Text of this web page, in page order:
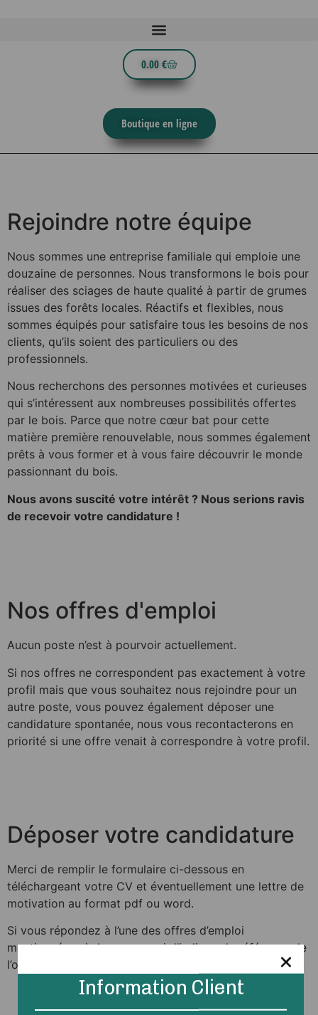
0.00 €
Boutique en ligne
Rejoindre notre équipe
Nous sommes une entreprise familiale qui emploie une
douzaine de personnes. Nous transformons le bois pour
réaliser des sciages de haute qualité à partir de grumes
issues des forêts locales. Réactifs et flexibles, nous
sommes équipés pour satisfaire tous les besoins de nos
clients, qu’ils soient des particuliers ou des
professionnels.
Nous recherchons des personnes motivées et curieuses
qui s’intéressent aux nombreuses possibilités offertes
par le bois. Parce que notre cœur bat pour cette
matière première renouvelable, nous sommes également
prêts à vous former et à vous faire découvrir le monde
passionnant du bois.
Nous avons suscité votre intérêt ? Nous serions ravis
de recevoir votre candidature !
Nos offres d'emploi
Aucun poste n’est à pourvoir actuellement.
Si nos offres ne correspondent pas exactement à votre
profil mais que vous souhaitez nous rejoindre pour un
autre poste, vous pouvez également déposer une
candidature spontanée, nous vous recontacterons en
priorité si une offre venait à correspondre à votre profil.
Déposer votre candidature
Merci de remplir le formulaire ci-dessous en
téléchargeant votre CV et éventuellement une lettre de
motivation au format pdf ou word.
Si vous répondez à l’une des offres d’emploi
mentionnées ci-dessus, merci d’indiquer la référence de
l’offre en objet.
Information Client